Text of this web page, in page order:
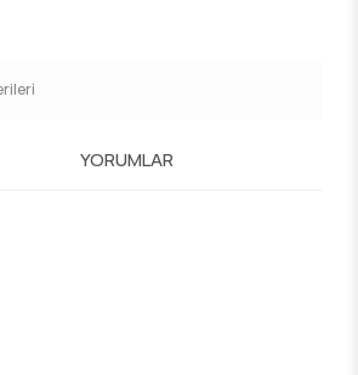
YORUMLAR